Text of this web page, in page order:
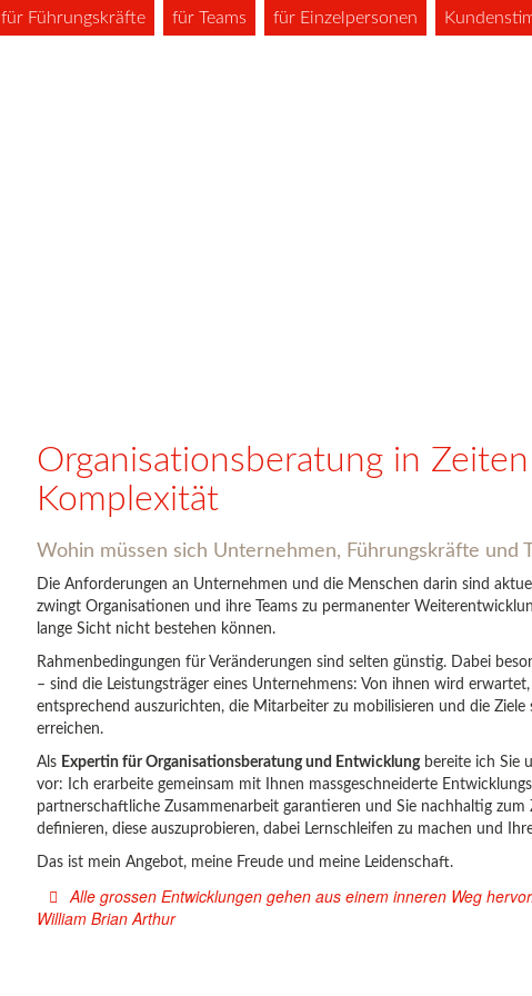
für Führungskräfte für Teams für Einzelpersonen
Organisationsberatung in
Komplexität
Wohin müssen sich Unternehmen, Führungskräfte und
Die Anforderungen an Unternehmen und die Menschen darin sind
zwingt Organisationen und ihre Teams zu permanenter
lange Sicht nicht bestehen können.
Rahmenbedingungen für Veränderungen sind selten günstig. Dabei
– sind die Leistungsträger eines Unternehmens: Von ihnen wird
entsprechend auszurichten, die Mitarbeiter zu mobilisieren und die
erreichen.
Als Expertin für Organisationsberatung und Entwicklungbereite ich Sie
vor: Ich erarbeite gemeinsam mit Ihnen massgeschneiderte
partnerschaftliche Zusammenarbeit garantieren und Sie nachhaltig
definieren, diese auszuprobieren, dabei Lernschleifen zu machen und
Das ist mein Angebot, meine Freude und meine Leidenschaft.
Alle grossen Entwicklungen gehen aus einem inneren Weg
William Brian Arthur